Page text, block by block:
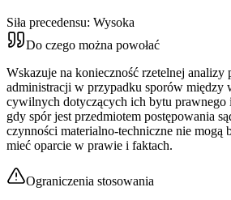
Siła precedensu: Wysoka
Do czego można powołać
Wskazuje na konieczność rzetelnej analizy
administracji w przypadku sporów między
cywilnych dotyczących ich bytu prawnego i
gdy spór jest przedmiotem postępowania
czynności materialno-techniczne nie mogą
mieć oparcie w prawie i faktach.
Ograniczenia stosowania